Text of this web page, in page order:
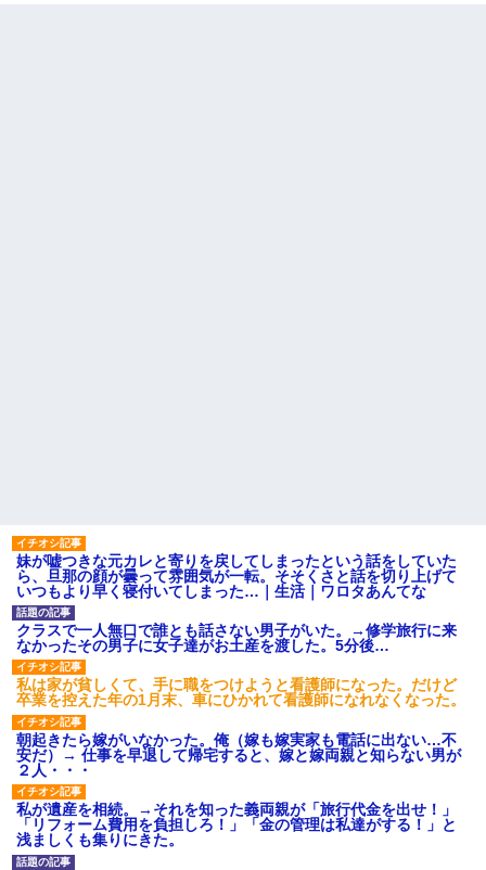
妹が嘘つきな元カレと寄りを戻してしまったという話をしていた
ら、旦那の顔が曇って雰囲気が一転。そそくさと話を切り上げて
いつもより早く寝付いてしまった…｜生活｜ワロタあんてな
クラスで一人無口で誰とも話さない男子がいた。→修学旅行に来
なかったその男子に女子達がお土産を渡した。5分後…
私は家が貧しくて、手に職をつけようと看護師になった。だけど
卒業を控えた年の1月末、車にひかれて看護師になれなくなった。
朝起きたら嫁がいなかった。俺（嫁も嫁実家も電話に出ない…不
安だ）→ 仕事を早退して帰宅すると、嫁と嫁両親と知らない男が
２人・・・
私が遺産を相続。→それを知った義両親が「旅行代金を出せ！」
「リフォーム費用を負担しろ！」「金の管理は私達がする！」と
浅ましくも集りにきた。